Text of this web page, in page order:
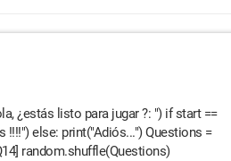
¿estás listo para jugar ?: ") if start ==
!!!!") else: print("Adiós...") Questions =
Q14] random.shuffle(Questions)